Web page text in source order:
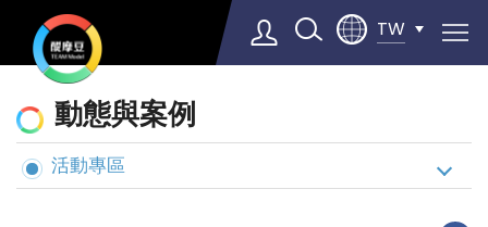
TW
▼
態
與
案
動態與案例
活動專區